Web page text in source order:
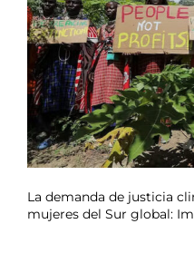
La demanda de justicia
mujeres del Sur global: